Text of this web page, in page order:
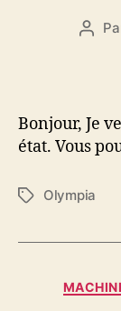
Bonjour, Je
état. Vous
Étiquettes
Olympia